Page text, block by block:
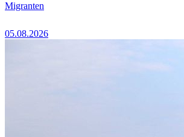
Migranten
05.08.2026